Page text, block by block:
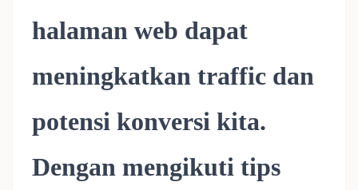
halaman web dapat
meningkatkan traffic dan
potensi konversi kita.
Dengan mengikuti tips